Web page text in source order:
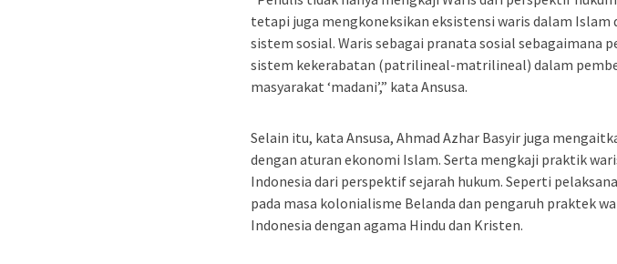
tetapi juga mengkoneksikan eksistensi waris dalam Islam
sistem sosial. Waris sebagai pranata sosial sebagaimana
sistem kekerabatan (patrilineal-matrilineal) dalam
masyarakat ‘madani’,” kata Ansusa.
Selain itu, kata Ansusa, Ahmad Azhar Basyir juga
dengan aturan ekonomi Islam. Serta mengkaji praktik
Indonesia dari perspektif sejarah hukum. Seperti
pada masa kolonialisme Belanda dan pengaruh praktek
Indonesia dengan agama Hindu dan Kristen.